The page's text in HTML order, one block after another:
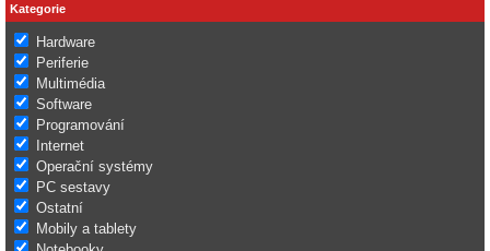
Kategorie
Hardware
Periferie
Multimédia
Software
Programování
Internet
Operační systémy
PC sestavy
Ostatní
Mobily a tablety